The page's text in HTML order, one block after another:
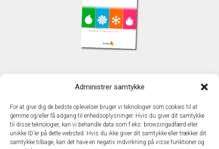
Administrer samtykke
For at give dig de bedste oplevelser bruger vi teknologier som cookies til at
gemme og/eller få adgang til enhedsoplysninger. Hvis du giver dit samtykke
til disse teknologier, kan vi behandle data som f.eks. browsingadfærd eller
unikke ID'er på dette websted. Hvis du ikke giver dit samtykke eller trækker dit
samtykke tilbage, kan det have en negativ indvirkning på visse funktioner og
TechMedia A/S
DK - 2600 Glostrup
www.techmedia.dk
Telefon: +45 43 24 26 28
E-mail:info@techmedia.dk